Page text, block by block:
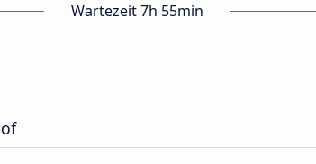
Wartezeit 7h 55min